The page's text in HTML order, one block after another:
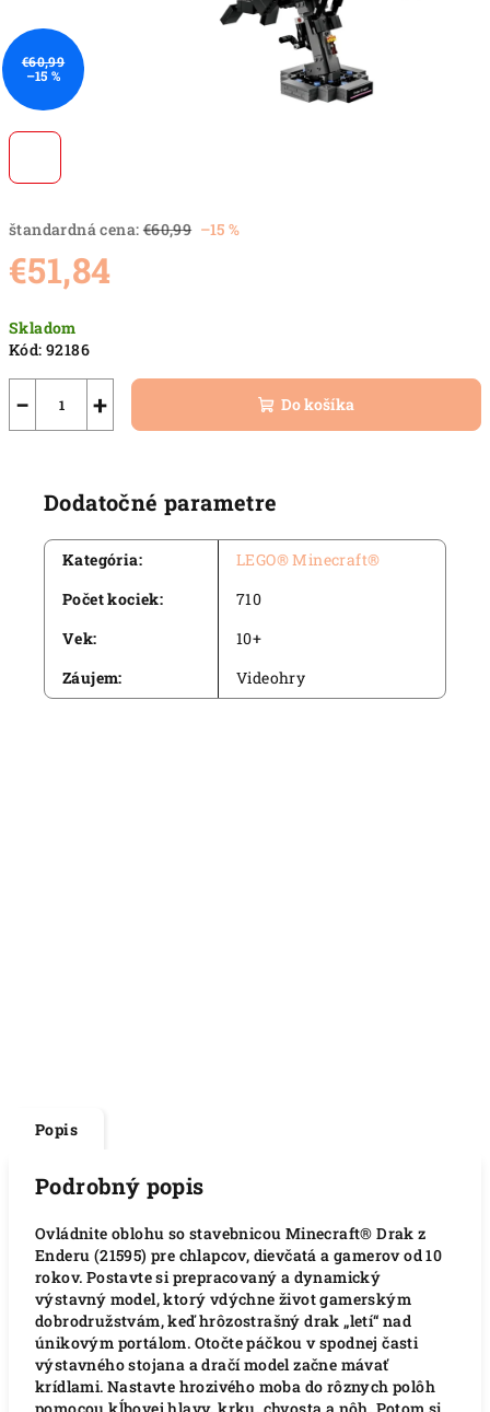
štandardná cena: €60,99 –15 %
€51,84
cena:
Skladom
Kód: 92186
+
− Do košíka
€60,99
–15 %
Dodatočné parametre
Kategória:
LEGO® Minecraft®
Počet kociek:
710
Vek:
10+
Záujem: Videohry
Popis
Podrobný popis
Ovládnite oblohu so stavebnicou Minecraft® Drak z
Enderu (21595) pre chlapcov, dievčatá a gamerov od 10
rokov. Postavte si prepracovaný a dynamický
výstavný model, ktorý vdýchne život gamerským
dobrodružstvám, keď hrôzostrašný drak „letí“ nad
únikovým portálom. Otočte páčkou v spodnej časti
výstavného stojana a dračí model začne mávať
krídlami. Nastavte hrozivého moba do rôznych polôh